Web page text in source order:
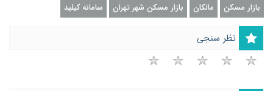
بازار مسکن مالکان بازار مسکن شهر تهران سامانه کیلید
نظر سنجی